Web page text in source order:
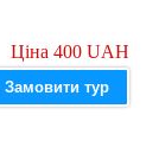
Ціна 400 UAH
Замовити тур